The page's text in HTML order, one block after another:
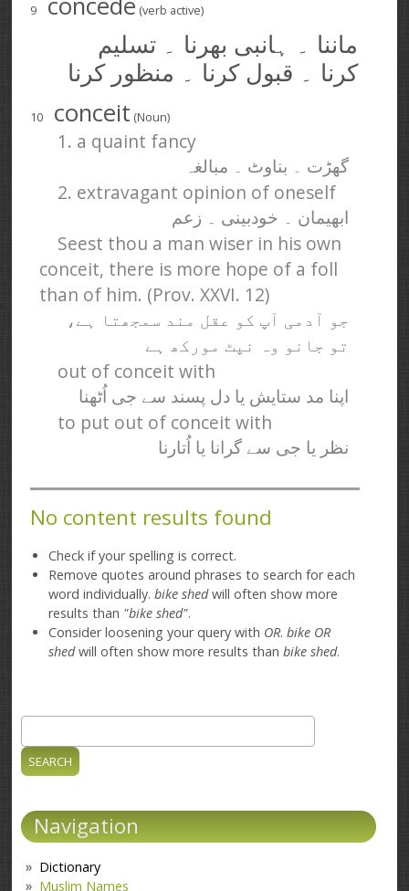
9 (verb active)
ماننا ۔ ہانبی بھرنا ۔ تسلیم
کرنا ۔ قبول کرنا ۔ منظور کرنا
10 conceit (Noun)
1. a quaint fancy
گھڑت ۔ بناوٹ ۔ مبالغہ
2. extravagant opinion of oneself
ابھیمان ۔ خودبینی ۔ زعم
Seest thou a man wiser in his own
conceit, there is more hope of a foll
than of him. (Prov. XXVI. 12)
جو آدمی آپ کو عقل مند سمجھتا ہے،
تو جانو وہ نپٹ مورکھ ہے
out of conceit with
اپنا مد ستایش یا دل پسند سے جی اُٹھنا
to put out of conceit with
نظر یا جی سے گرانا یا اُتارنا
No content results found
Check if your spelling is correct.
Remove quotes around phrases to search for each
word individually.bike shedwill often show more
results than "bike shed".
Consider loosening your query with OR.bike OR
shedwill often show more results thanbike shed.
Search form
Navigation
Dictionary
Muslim Names